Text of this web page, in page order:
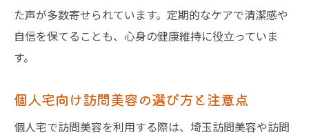
た声が多数寄せられています。定期的なケアで清潔感や
自信を保てることも、心身の健康維持に役立っていま
す。
個人宅向け訪問美容の選び方と注意点
個人宅で訪問美容を利用する際は、埼玉訪問美容や訪問